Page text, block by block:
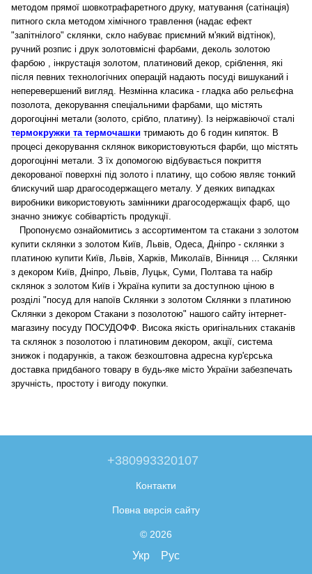
методом прямої шовкотрафаретного друку, матування (сатінація)
питного скла методом хімічного травлення (надає ефект
"запітнілого" склянки, скло набуває приємний м'який відтінок),
ручний розпис і друк золотовмісні фарбами, деколь золотою
фарбою , інкрустація золотом, платиновий декор, сріблення, які
після певних технологічних операцій надають посуді вишуканий і
неперевершений вигляд. Незмінна класика - гладка або рельєфна
позолота, декорування спеціальними фарбами, що містять
дорогоцінні метали (золото, срібло, платину). Із неіржавіючої сталі
термокружки та термочашки тримають до 6 годин кипяток. В
процесі декорування склянок використовуються фарби, що містять
дорогоцінні метали. З їх допомогою відбувається покриття
декорованої поверхні під золото і платину, що собою являє тонкий
блискучий шар драгосодержащего металу. У деяких випадках
виробники використовують замінники драгосодержащіх фарб, що
значно знижує собівартість продукції.
Пропонуємо ознайомитись з ассортиментом та стакани з золотом
купити склянки з золотом Київ, Львів, Одеса, Дніпро - склянки з
платиною купити Київ, Львів, Харків, Миколаїв, Вінниця ... Склянки
з декором Київ, Дніпро, Львів, Луцьк, Суми, Полтава та набір
склянок з золотом Київ і Україна купити за доступною ціною в
розділі "посуд для напоїв Склянки з золотом Склянки з платиною
Склянки з декором Стакани з позолотою" нашого сайту інтернет-
магазину посуду ПОСУДОФФ. Висока якість оригінальних стаканів
та склянок з позолотою і платиновим декором, акції, система
знижок і подарунків, а також безкоштовна адресна кур'єрська
доставка придбаного товару в будь-яке місто України забезпечать
зручність, простоту і вигоду покупки.
+380993320107
Контакти
Повна версія сайту
© 2026
Укр Рус